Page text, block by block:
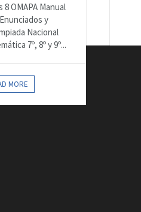
OMAPA Manual
y
Nacional
7º, 8º y 9º...
MORE